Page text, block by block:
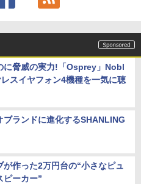
に脅威の実力!「Osprey」Nobl
スイヤフォン4機種を一気に聴
ブランドに進化するSHANLING
が作った2万円台の“小さなピュ
ピーカー”